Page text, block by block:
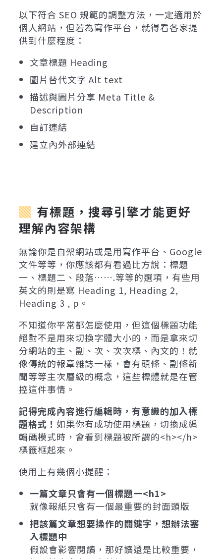
以下符合 SEO 規範的調整方法，一定適用於
個人網站，但若為寫作平台，就得看各家提
供到什麼程度：
文章標題 Heading
圖片替代文字 Alt text
描述與圖片分享 Meta Title &
Description
自訂連結
建立內外部連結
有標題，搜尋引擎才能更好
理解內容架構
無論你是自架網站或是用寫作平台、Google
文件等等，你應該都有看過比方說：標題
一、標題二、段落…….等等的選項，有些用
英文的則是寫 Heading 1, Heading 2,
Heading 3 , p。
不知道你平常都怎麼使用，但這個標題功能
絕對不是用來切換字體大小的，而是拿來切
分網站的主、副、次、次次標、內文的！就
像傳統的報章雜誌一樣，會有頭條、副條新
聞等等主次層級的概念，這些標體就是在管
控這件事情。
記得完成內容進行編輯時，有意識的加入標
題格式！ 如果你有成功使用標題，切換成編
輯碼模式時，會看到標題被所謂的<h></h>
標籤框起來。
使用上有幾個小提醒：
一篇文章只會有一個標題一<h1>
就像報紙只會有一個最重要的封面頭版
把該篇文章想要操作的關鍵字，想辦法塞
入標題中
假設會影響閱讀，那好讀還是比較重要，